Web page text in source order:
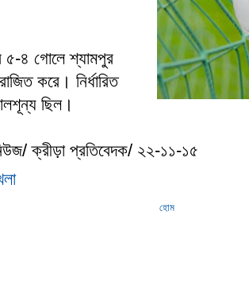
৫-৪ গোলে শ্যামপুর
করে। নির্ধারিত
ছিল।
ক্রীড়া প্রতিবেদক/ ২২-১১-১৫
হোম